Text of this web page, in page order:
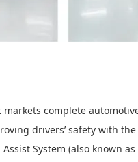
complete
drivers’ safety with
System (also known